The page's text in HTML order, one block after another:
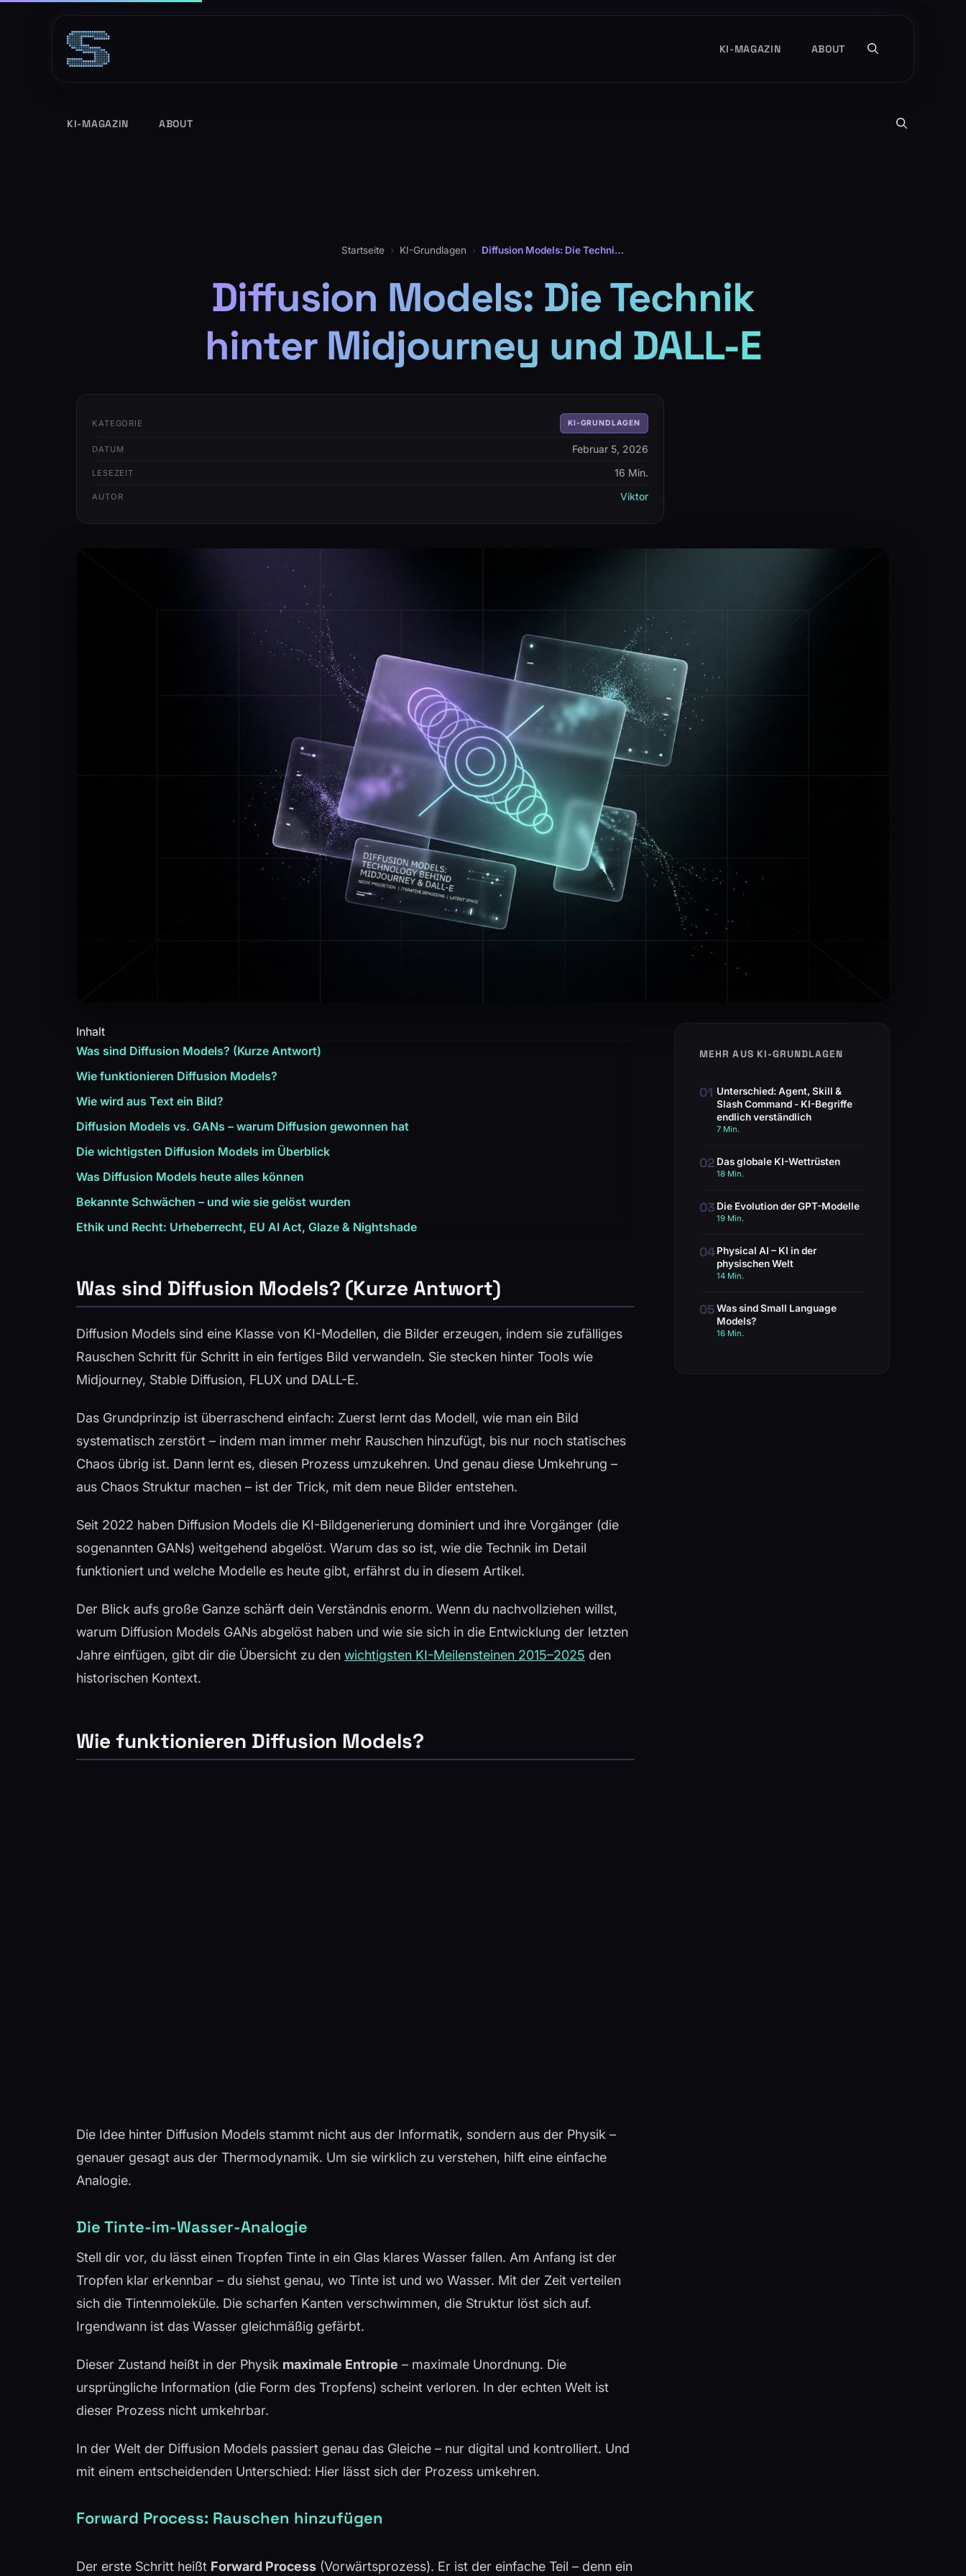
KI-MAGAZIN ABOUT
KI-MAGAZIN ABOUT
Startseite › KI-Grundlagen › Diffusion Models: Die Technik hinter Midjourney und DALL-E
Diffusion Models: Die Technik
hinter Midjourney und DALL-E
KATEGORIE KI-GRUNDLAGEN
DATUM Februar 5, 2026
LESEZEIT 16 Min.
AUTOR Viktor
Inhalt
Was sind Diffusion Models? (Kurze Antwort)
Wie funktionieren Diffusion Models?
Wie wird aus Text ein Bild?
Diffusion Models vs. GANs – warum Diffusion gewonnen hat
Die wichtigsten Diffusion Models im Überblick
Was Diffusion Models heute alles können
Bekannte Schwächen – und wie sie gelöst wurden
Ethik und Recht: Urheberrecht, EU AI Act, Glaze & Nightshade
Was sind Diffusion Models? (Kurze Antwort)
Diffusion Models sind eine Klasse von KI-Modellen, die Bilder erzeugen, indem sie zufälliges
Rauschen Schritt für Schritt in ein fertiges Bild verwandeln. Sie stecken hinter Tools wie
Midjourney, Stable Diffusion, FLUX und DALL-E.
Das Grundprinzip ist überraschend einfach: Zuerst lernt das Modell, wie man ein Bild
systematisch zerstört – indem man immer mehr Rauschen hinzufügt, bis nur noch statisches
Chaos übrig ist. Dann lernt es, diesen Prozess umzukehren. Und genau diese Umkehrung –
aus Chaos Struktur machen – ist der Trick, mit dem neue Bilder entstehen.
Seit 2022 haben Diffusion Models die KI-Bildgenerierung dominiert und ihre Vorgänger (die
sogenannten GANs) weitgehend abgelöst. Warum das so ist, wie die Technik im Detail
funktioniert und welche Modelle es heute gibt, erfährst du in diesem Artikel.
Der Blick aufs große Ganze schärft dein Verständnis enorm. Wenn du nachvollziehen willst,
warum Diffusion Models GANs abgelöst haben und wie sie sich in die Entwicklung der letzten
Jahre einfügen, gibt dir die Übersicht zu den wichtigsten KI-Meilensteinen 2015–2025 den
historischen Kontext.
Wie funktionieren Diffusion Models?
Die Idee hinter Diffusion Models stammt nicht aus der Informatik, sondern aus der Physik –
genauer gesagt aus der Thermodynamik. Um sie wirklich zu verstehen, hilft eine einfache
Analogie.
Die Tinte-im-Wasser-Analogie
Stell dir vor, du lässt einen Tropfen Tinte in ein Glas klares Wasser fallen. Am Anfang ist der
Tropfen klar erkennbar – du siehst genau, wo Tinte ist und wo Wasser. Mit der Zeit verteilen
sich die Tintenmoleküle. Die scharfen Kanten verschwimmen, die Struktur löst sich auf.
Irgendwann ist das Wasser gleichmäßig gefärbt.
Dieser Zustand heißt in der Physik maximale Entropie – maximale Unordnung. Die
ursprüngliche Information (die Form des Tropfens) scheint verloren. In der echten Welt ist
dieser Prozess nicht umkehrbar.
In der Welt der Diffusion Models passiert genau das Gleiche – nur digital und kontrolliert. Und
mit einem entscheidenden Unterschied: Hier lässt sich der Prozess umkehren.
Forward Process: Rauschen hinzufügen
Der erste Schritt heißt Forward Process (Vorwärtsprozess). Er ist der einfache Teil – denn ein
MEHR AUS KI-GRUNDLAGEN
01 Unterschied: Agent, Skill &
Slash Command - KI-Begriffe
endlich verständlich
7 Min.
02 Das globale KI-Wettrüsten
18 Min.
03 Die Evolution der GPT-Modelle
19 Min.
04Physical AI – KI in der
physischen Welt
14 Min.
05Was sind Small Language
Models?
16 Min.